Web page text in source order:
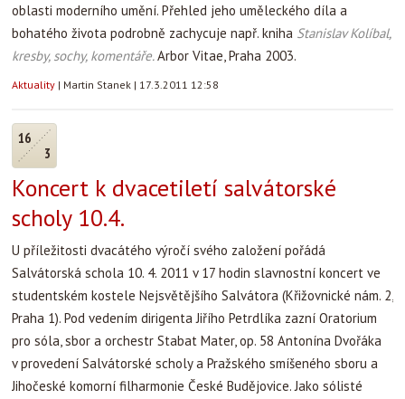
oblasti moderního umění. Přehled jeho uměleckého díla a
bohatého života podrobně zachycuje např. kniha Stanislav Kolíbal,
kresby, sochy, komentáře.Arbor Vitae, Praha 2003.
Aktuality | Martin Stanek | 17.3.2011 12:58
16
3
Koncert k dvacetiletí salvátorské
scholy 10.4.
U příležitosti dvacátého výročí svého založení pořádá
Salvátorská schola 10. 4. 2011 v 17 hodin slavnostní koncert ve
studentském kostele Nejsvětějšího Salvátora (Křižovnické nám. 2,
Praha 1). Pod vedením dirigenta Jiřího Petrdlíka zazní Oratorium
pro sóla, sbor a orchestr Stabat Mater, op. 58 Antonína Dvořáka
v provedení Salvátorské scholy a Pražského smíšeného sboru a
Jihočeské komorní filharmonie České Budějovice. Jako sólisté